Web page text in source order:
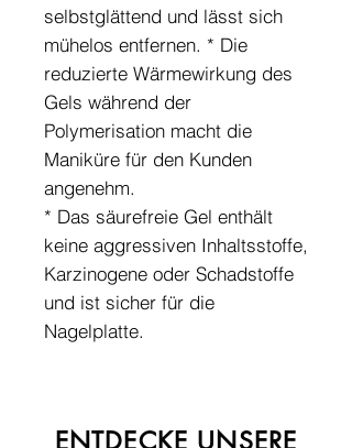
selbstglättend und lässt sich
mühelos entfernen. * Die
reduzierte Wärmewirkung des
Gels während der
Polymerisation macht die
Maniküre für den Kunden
angenehm.
* Das säurefreie Gel enthält
keine aggressiven Inhaltsstoffe,
Karzinogene oder Schadstoffe
und ist sicher für die
Nagelplatte.
ENTDECKE UNSERE